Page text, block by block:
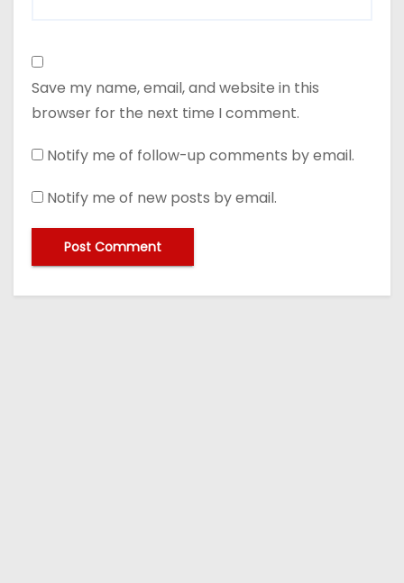
Save my name, email, and website in this
browser for the next time I comment.
Notify me of follow-up comments by email.
Notify me of new posts by email.